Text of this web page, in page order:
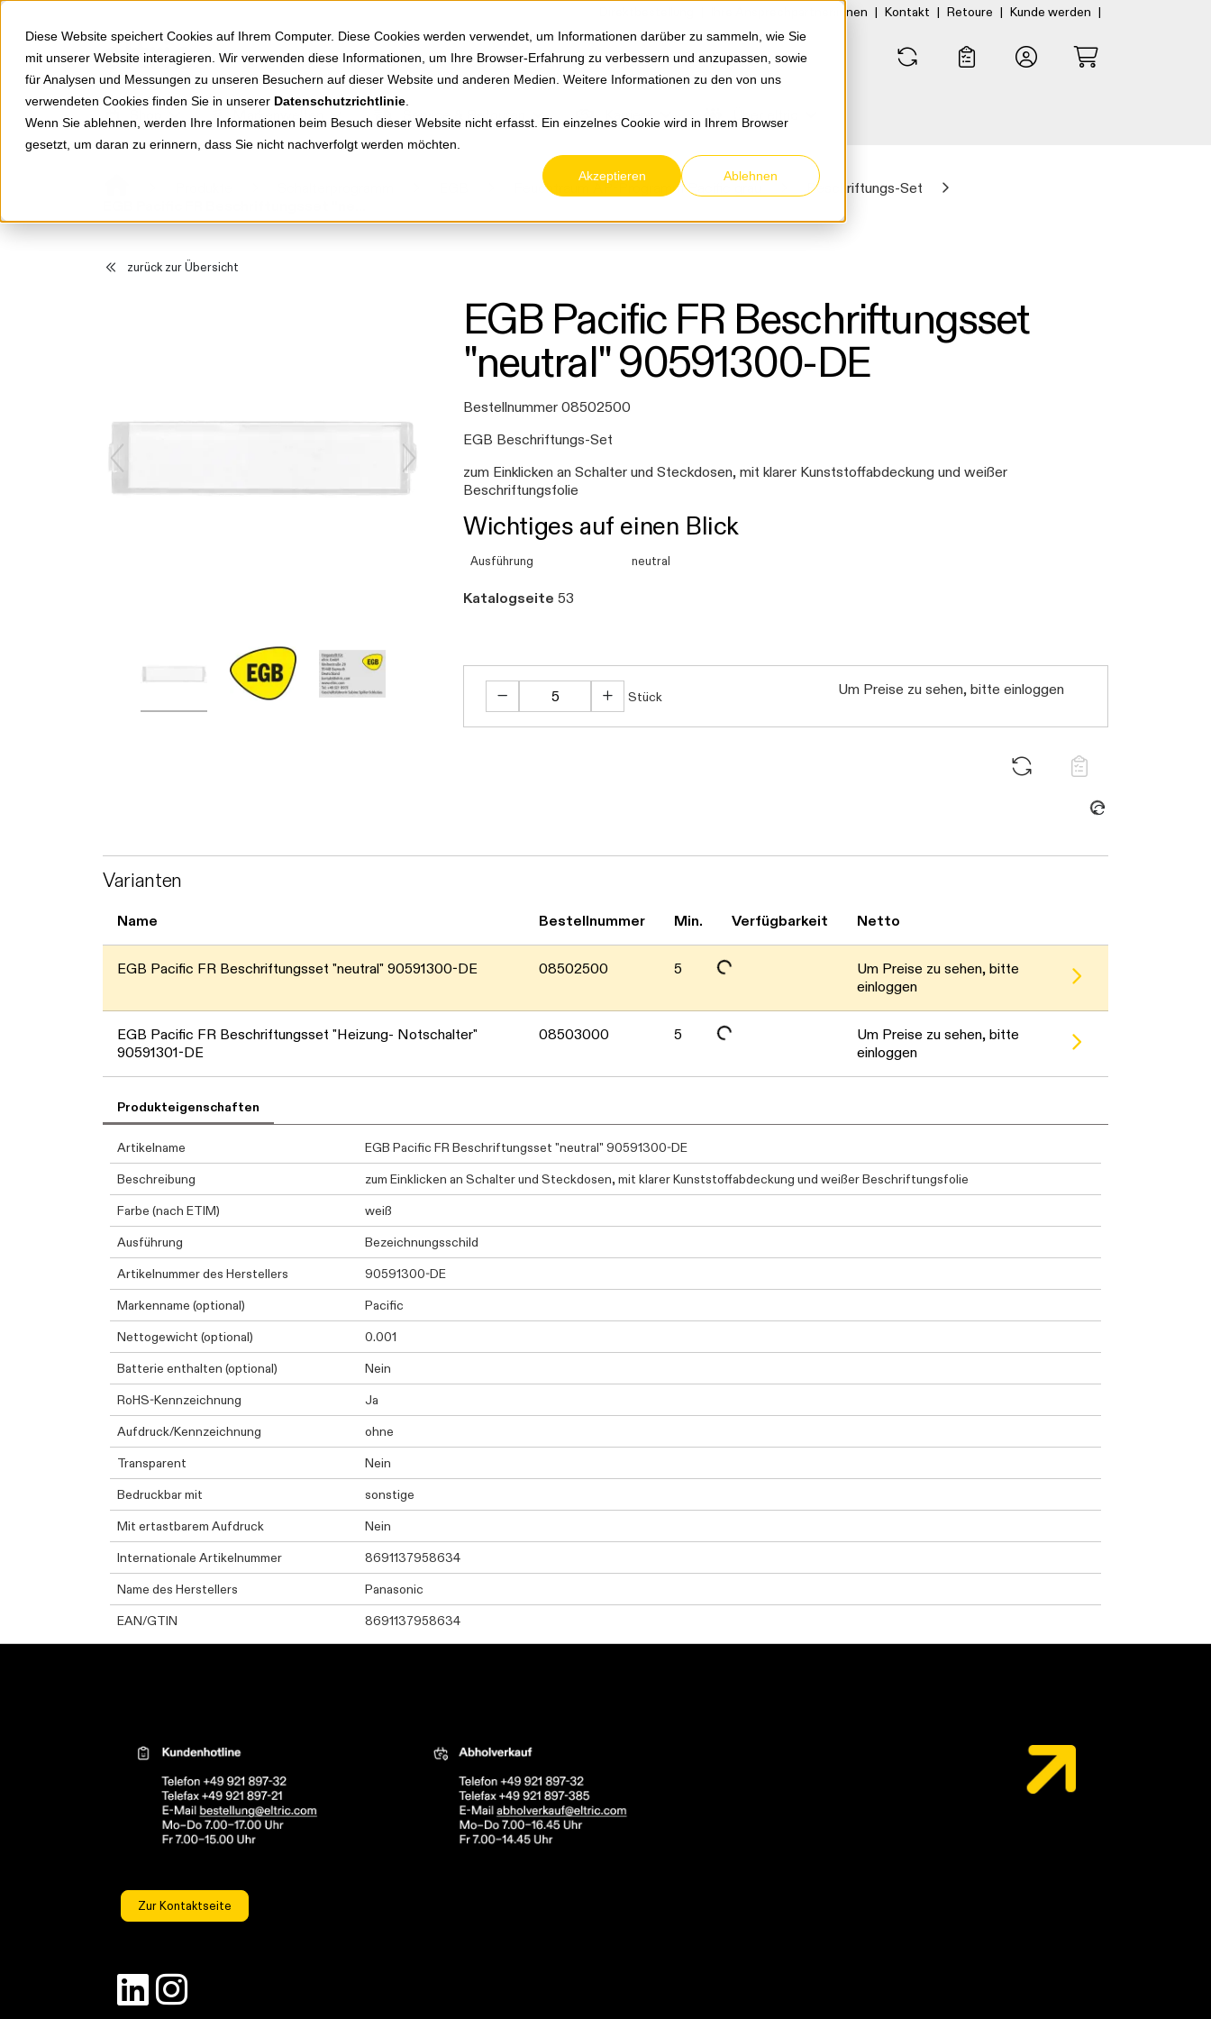
Diese Website speichert Cookies auf Ihrem Computer. Diese Cookies werden verwendet, um Informationen darüber zu sammeln, wie Sie
mit unserer Website interagieren. Wir verwenden diese Informationen, um Ihre Browser-Erfahrung zu verbessern und anzupassen, sowie
für Analysen und Messungen zu unseren Besuchern auf dieser Website und anderen Medien. Weitere Informationen zu den von uns
verwendeten Cookies finden Sie in unserer Datenschutzrichtlinie
Wenn Sie ablehnen, werden Ihre Informationen beim Besuch dieser Website nicht erfasst. Ein einzelnes Cookie wird in Ihrem Browser
gesetzt, um daran zu erinnern, dass Sie nicht nachverfolgt werden möchten.
Akzeptieren Ablehnen
Springe zu Hauptinhalt Ihre Ansprechpartner:innen | Kontakt | Retoure | Kunde werden |
Markenwelten Service & Retouren Karriere Über eltric
Feuchtraum AP-Programm Pacific grau
Beschriftungs-Set
zurück zur Übersicht
EGB Pacific FR Beschriftungsset
"neutral" 90591300-DE
Bestellnummer 08502500
EGB Beschriftungs-Set
zum Einklicken an Schalter und Steckdosen, mit klarer Kunststoffabdeckung und weißer
Beschriftungsfolie
Wichtiges auf einen Blick
Ausführung neutral
Katalogseite 53
Stück Um Preise zu sehen, bitte einloggen Daten werden geladen. Bitte warten...
Varianten
Name Bestellnummer Min. Verfügbarkeit Netto
EGB Pacific FR Beschriftungsset "neutral" 90591300-DE 08502500 5 Daten werden geladen. Bitte warten...
Um Preise zu sehen, bitte
einloggen
EGB Pacific FR Beschriftungsset "Heizung- Notschalter"
90591301-DE
08503000 5 Daten werden geladen. Bitte warten...
Um Preise zu sehen, bitte
einloggen
Produkteigenschaften
Artikelname
EGB Pacific FR Beschriftungsset "neutral" 90591300-DE
Beschreibung
zum Einklicken an Schalter und Steckdosen, mit klarer Kunststoffabdeckung und weißer Beschriftungsfolie
Farbe (nach ETIM)
weiß
Ausführung
Bezeichnungsschild
Artikelnummer des Herstellers
90591300-DE
Markenname (optional)
Pacific
Nettogewicht (optional)
0.001
Batterie enthalten (optional)
Nein
RoHS-Kennzeichnung
Ja
Aufdruck/Kennzeichnung
ohne
Transparent
Nein
Bedruckbar mit
sonstige
Mit ertastbarem Aufdruck
Nein
Internationale Artikelnummer
8691137958634
Name des Herstellers
Panasonic
EAN/GTIN
8691137958634
Zur Kontaktseite